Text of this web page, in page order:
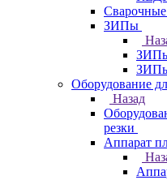
ЗИПы
ЗИПы
Оборудование
Назад
резки
Аппарат